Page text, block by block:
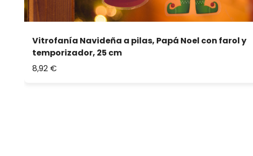
Vitrofanía Navideña a pilas, Papá Noel con farol y
temporizador, 25 cm
8,92 €